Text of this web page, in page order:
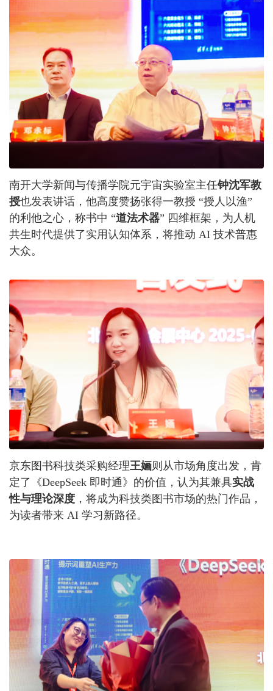
南开大学新闻与传播学院元宇宙实验室主任钟沈军教
授也发表讲话，他高度赞扬张得一教授 “授人以渔”
的利他之心，称书中 “道法术器” 四维框架，为人机
共生时代提供了实用认知体系，将推动 AI 技术普惠
大众。
京东图书科技类采购经理王婳则从市场角度出发，肯
定了《DeepSeek 即时通》的价值，认为其兼具实战
性与理论深度 ，将成为科技类图书市场的热门作品，
为读者带来 AI 学习新路径。